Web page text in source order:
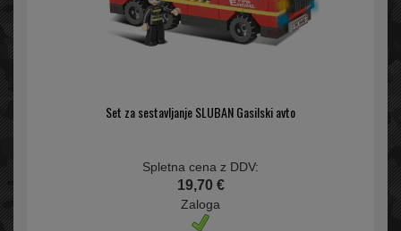
Set za sestavljanje SLUBAN Gasilski avto
Spletna cena z DDV:
19,70 €
Zaloga